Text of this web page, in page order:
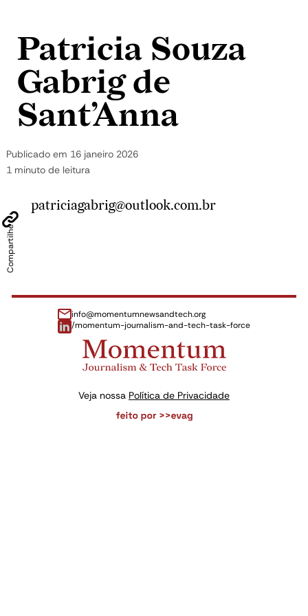
Patricia Souza
Gabrig de
Sant’Anna
Publicado em 16 janeiro 2026
1 minuto de leitura
Compartilhe
patriciagabrig@outlook.com.br
info@momentumnewsandtech.org
/momentum-journalism-and-tech-task-force
Veja nossa Política de Privacidade